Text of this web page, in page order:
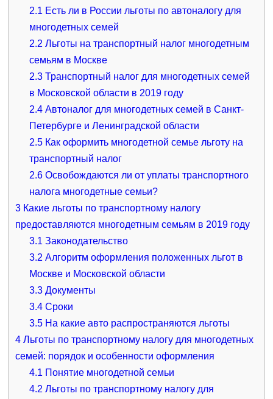
2.1 Есть ли в России льготы по автоналогу для
многодетных семей
2.2 Льготы на транспортный налог многодетным
семьям в Москве
2.3 Транспортный налог для многодетных семей
в Московской области в 2019 году
2.4 Автоналог для многодетных семей в Санкт-
Петербурге и Ленинградской области
2.5 Как оформить многодетной семье льготу на
транспортный налог
2.6 Освобождаются ли от уплаты транспортного
налога многодетные семьи?
3Какие льготы по транспортному налогу
предоставляются многодетным семьям в 2019 году
3.1 Законодательство
3.2 Алгоритм оформления положенных льгот в
Москве и Московской области
3.3 Документы
3.4 Сроки
3.5 На какие авто распространяются льготы
4Льготы по транспортному налогу для многодетных
семей: порядок и особенности оформления
4.1 Понятие многодетной семьи
4.2 Льготы по транспортному налогу для